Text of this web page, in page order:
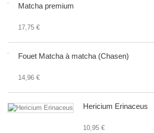
Matcha premium
17,75 €
Fouet Matcha à matcha (Chasen)
14,96 €
Hericium Erinaceus
10,95 €